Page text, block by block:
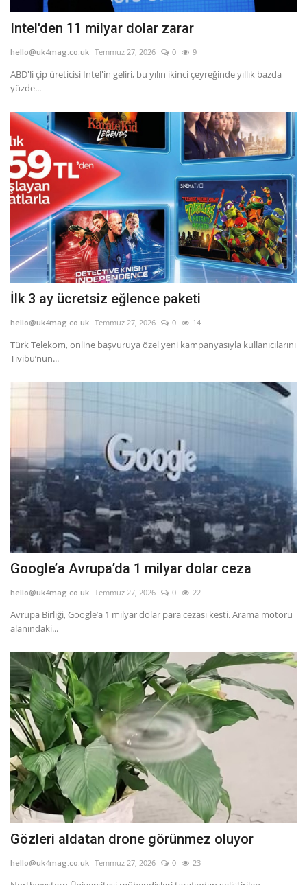
Intel'den 11 milyar dolar zarar
hello@uk4mag.co.uk Temmuz 27, 2026 0 9
ABD'li çip üreticisi Intel'in geliri, bu yılın ikinci çeyreğinde yıllık bazda
yüzde...
İlk 3 ay ücretsiz eğlence paketi
hello@uk4mag.co.uk Temmuz 27, 2026 0 14
Türk Telekom, online başvuruya özel yeni kampanyasıyla kullanıcılarını
Tivibu’nun...
Google’a Avrupa’da 1 milyar dolar ceza
hello@uk4mag.co.uk Temmuz 27, 2026 0 22
Avrupa Birliği, Google’a 1 milyar dolar para cezası kesti. Arama motoru
alanındaki...
Gözleri aldatan drone görünmez oluyor
hello@uk4mag.co.uk Temmuz 27, 2026 0 23